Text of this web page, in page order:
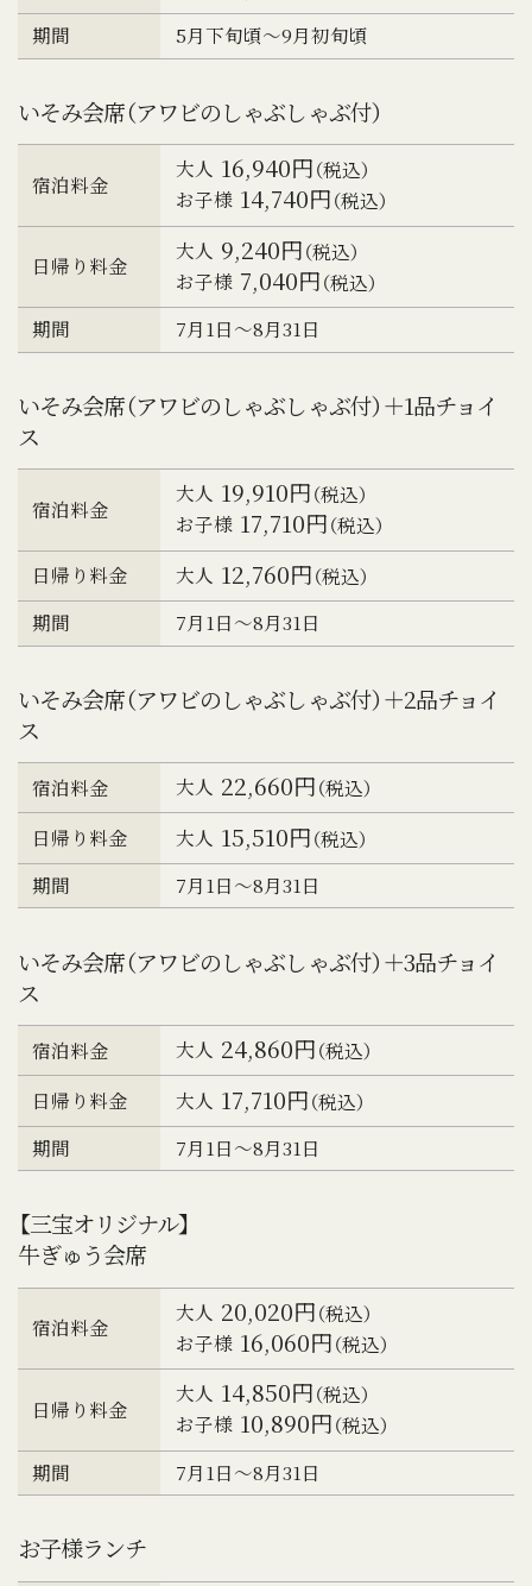
期間
5月下旬頃～9月初旬頃
いそみ会席（アワビのしゃぶしゃぶ付）
宿泊料金
大人 16,940円（税込）
お子様 14,740円（税込）
日帰り料金
大人 9,240円（税込）
お子様 7,040円（税込）
期間
7月1日～8月31日
いそみ会席（アワビのしゃぶしゃぶ付）＋1品チョイ
ス
宿泊料金
大人 19,910円（税込）
お子様 17,710円（税込）
日帰り料金
大人 12,760円（税込）
期間
7月1日～8月31日
いそみ会席（アワビのしゃぶしゃぶ付）＋2品チョイ
ス
宿泊料金 大人 22,660円（税込）
日帰り料金
大人 15,510円（税込）
期間
7月1日～8月31日
いそみ会席（アワビのしゃぶしゃぶ付）＋3品チョイ
ス
宿泊料金 大人 24,860円（税込）
日帰り料金
大人 17,710円（税込）
期間
7月1日～8月31日
【三宝オリジナル】
牛ぎゅう会席
宿泊料金
大人 20,020円（税込）
お子様 16,060円（税込）
日帰り料金
大人 14,850円（税込）
お子様 10,890円（税込）
期間
7月1日～8月31日
お子様ランチ